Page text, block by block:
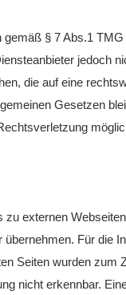
§ 7 Abs.1
jedoch
die auf eine
Gesetzen
zu externen
Für die
Seiten wurden zum
nicht erkennbar.